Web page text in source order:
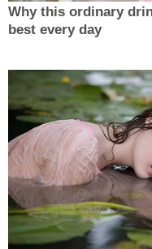
Why this ordinary
best every day